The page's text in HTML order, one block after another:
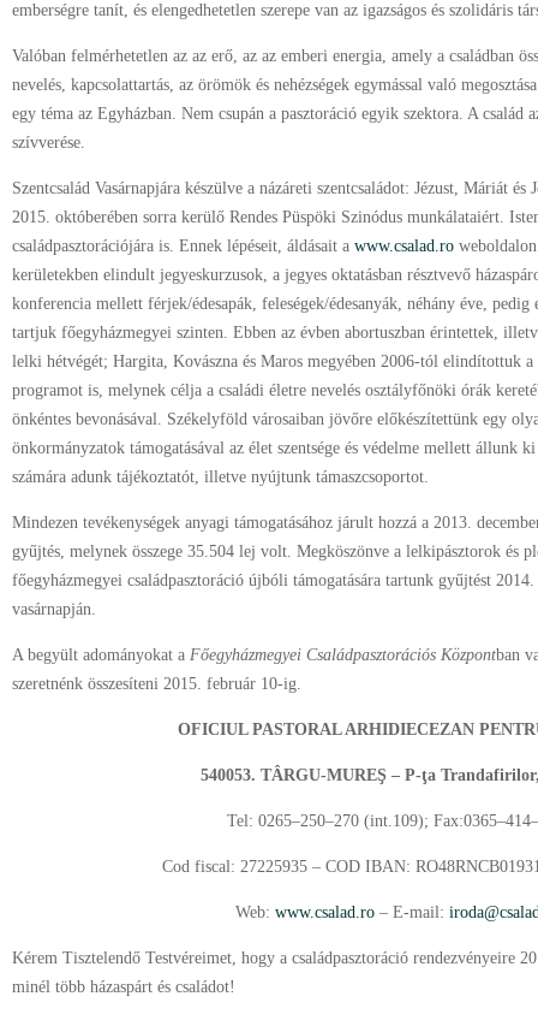
emberségre tanít, és elengedhetetlen szerepe van az igazságos és szolidáris
Valóban felmérhetetlen az az erő, az az emberi energia, amely a családban
nevelés, kapcsolattartás, az örömök és nehézségek egymással való
egy téma az Egyházban. Nem csupán a pasztoráció egyik szektora. A család
szívverése.
Szentcsalád Vasárnapjára készülve a názáreti szentcsaládot: Jézust, Máriát
2015. októberében sorra kerülő Rendes Püspöki Szinódus munkálataiért.
családpasztorációjára is. Ennek lépéseit, áldásait a www.csalad.ro
kerületekben elindult jegyeskurzusok, a jegyes oktatásban résztvevő
konferencia mellett férjek/édesapák, feleségek/édesanyák, néhány éve,
tartjuk főegyházmegyei szinten. Ebben az évben abortuszban érintettek,
lelki hétvégét; Hargita, Kovászna és Maros megyében 2006-tól elindítottuk
programot is, melynek célja a családi életre nevelés osztályfőnöki órák
önkéntes bevonásával. Székelyföld városaiban jövőre előkészítettünk egy
önkormányzatok támogatásával az élet szentsége és védelme mellett állunk
számára adunk tájékoztatót, illetve nyújtunk támaszcsoportot.
Mindezen tevékenységek anyagi támogatásához járult hozzá a 2013.
gyűjtés, melynek összege 35.504 lej volt. Megköszönve a lelkipásztorok és
főegyházmegyei családpasztoráció újbóli támogatására tartunk gyűjtést
vasárnapján.
A begyült adományokat a Főegyházmegyei Családpasztorációs Központban
szeretnénk összesíteni 2015. február 10-ig.
OFICIUL PASTORAL ARHIDIECEZAN
540053. TÂRGU-MUREŞ – P-ţa
Tel: 0265–250–270 (int.109);
Cod fiscal: 27225935 – COD IBAN:
Web:www.csalad.ro – E-mail:
Kérem Tisztelendő Testvéreimet, hogy a családpasztoráció rendezvényeire
minél több házaspárt és családot!